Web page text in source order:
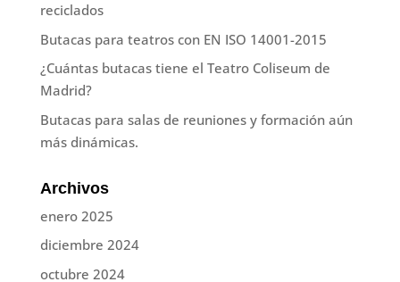
reciclados
Butacas para teatros con EN ISO 14001-2015
¿Cuántas butacas tiene el Teatro Coliseum de
Madrid?
Butacas para salas de reuniones y formación aún
más dinámicas.
Archivos
enero 2025
diciembre 2024
octubre 2024